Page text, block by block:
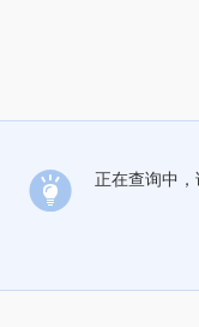
正在查询中，